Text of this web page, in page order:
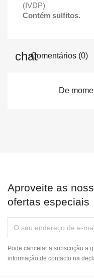
(IVDP)
Contém sulfitos.
Comentários (0)
De
Aproveite as
ofertas especiais
Pode cancelar a subscrição a
informação de contacto na